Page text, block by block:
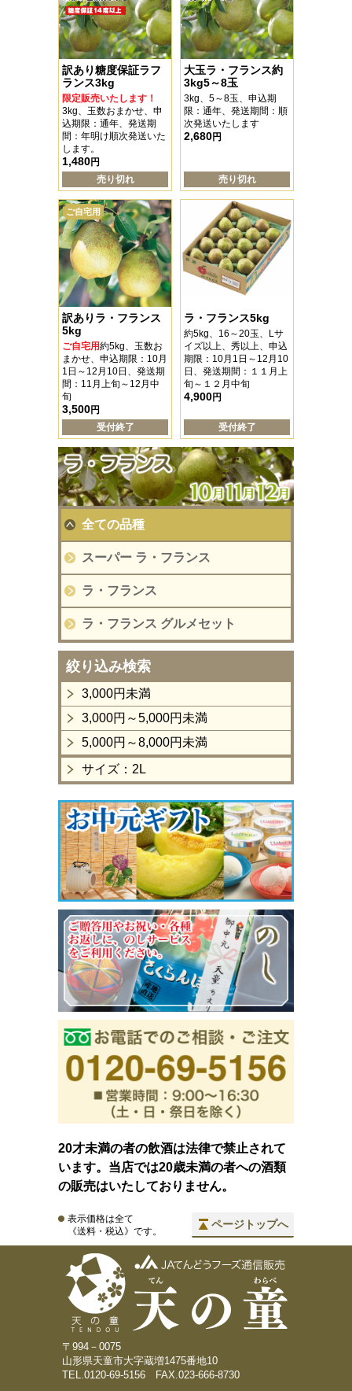
訳あり糖度保証ラフ
ランス3kg
限定販売いたします！
3kg、玉数おまかせ、申
込期限：通年、発送期
間：年明け順次発送いた
します。
1,480円
売り切れ
大玉ラ・フランス約
3kg5～8玉
3kg、5～8玉、申込期
限：通年、発送期間：順
次発送いたします
2,680円
売り切れ
ご自宅用
訳ありラ・フランス
5kg
ご自宅用約5kg、玉数お
まかせ、申込期限：10月
1日～12月10日、発送期
間：11月上旬～12月中
旬
3,500円
受付終了
ラ・フランス5kg
約5kg、16～20玉、Lサ
イズ以上、秀以上、申込
期限：10月1日～12月10
日、発送期間：１１月上
旬～１２月中旬
4,900円
受付終了
全ての品種
スーパー ラ・フランス
ラ・フランス
ラ・フランス グルメセット
絞り込み検索
3,000円未満
3,000円～5,000円未満
5,000円～8,000円未満
サイズ：2L
20才未満の者の飲酒は法律で禁止されて
います。当店では20歳未満の者への酒類
の販売はいたしておりません。
表示価格は全て
《送料・税込》です。
ページトップへ
〒994－0075
山形県天童市大字蔵増1475番地10
TEL.0120-69-5156 FAX.023-666-8730